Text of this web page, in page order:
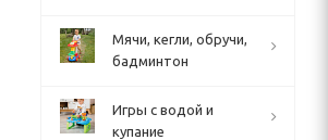
Мячи, кегли, обручи,
бадминтон
Игры с водой и
купание